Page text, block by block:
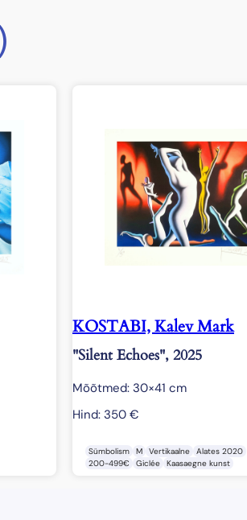
KOSTABI, Kalev Mark
"Silent Echoes", 2025
Mõõtmed: 30×41 cm
Hind: 350 €
Sümbolism M Vertikaalne
Alates 2020
200-499€
Giclée Kaasaegne kunst